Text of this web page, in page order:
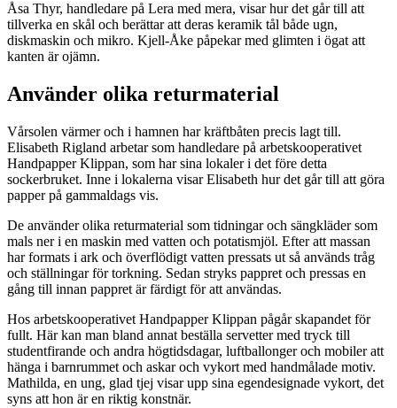
Åsa Thyr, handledare på Lera med mera, visar hur det går till att
tillverka en skål och berättar att deras keramik tål både ugn,
diskmaskin och mikro. Kjell-Åke påpekar med glimten i ögat att
kanten är ojämn.
Använder olika returmaterial
Vårsolen värmer och i hamnen har kräftbåten precis lagt till.
Elisabeth Rigland arbetar som handledare på arbetskooperativet
Handpapper Klippan, som har sina lokaler i det före detta
sockerbruket. Inne i lokalerna visar Elisabeth hur det går till att göra
papper på gammaldags vis.
De använder olika returmaterial som tidningar och sängkläder som
mals ner i en maskin med vatten och potatismjöl. Efter att massan
har formats i ark och överflödigt vatten pressats ut så används tråg
och ställningar för torkning. Sedan stryks pappret och pressas en
gång till innan pappret är färdigt för att användas.
Hos arbetskooperativet Handpapper Klippan pågår skapandet för
fullt. Här kan man bland annat beställa servetter med tryck till
studentfirande och andra högtidsdagar, luftballonger och mobiler att
hänga i barnrummet och askar och vykort med handmålade motiv.
Mathilda, en ung, glad tjej visar upp sina egendesignade vykort, det
syns att hon är en riktig konstnär.